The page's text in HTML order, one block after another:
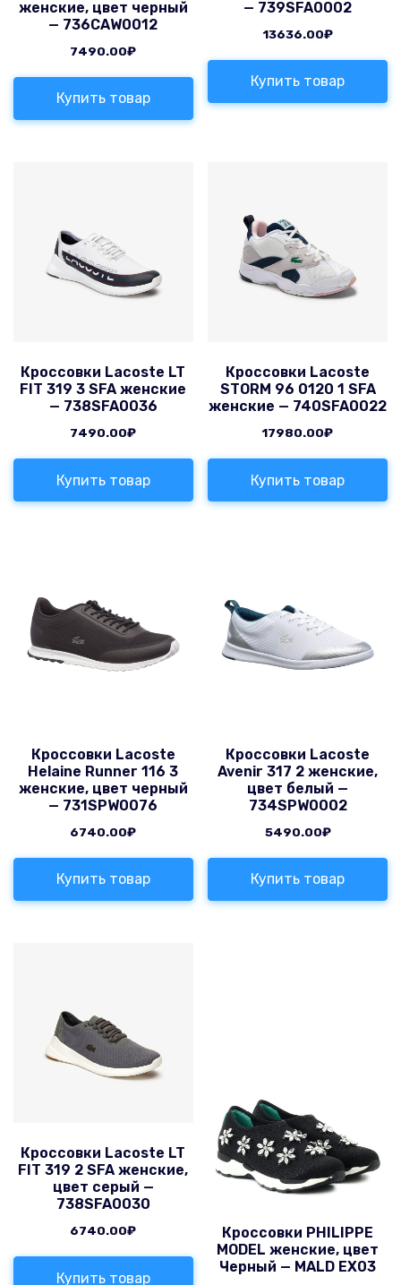
женские, цвет черный
— 736CAW0012
7490.00₽
Купить товар
— 739SFA0002
13636.00₽
Купить товар
Кроссовки Lacoste LT
FIT 319 3 SFA женские
— 738SFA0036
7490.00₽
Купить товар
Кроссовки Lacoste
STORM 96 0120 1 SFA
женские — 740SFA0022
17980.00₽
Купить товар
Кроссовки Lacoste
Helaine Runner 116 3
женские, цвет черный
— 731SPW0076
6740.00₽
Купить товар
Кроссовки Lacoste
Avenir 317 2 женские,
цвет белый —
734SPW0002
5490.00₽
Купить товар
Кроссовки Lacoste LT
FIT 319 2 SFA женские,
цвет серый —
738SFA0030
6740.00₽
Купить товар
Кроссовки PHILIPPE
MODEL женские, цвет
Черный — MALD EX03